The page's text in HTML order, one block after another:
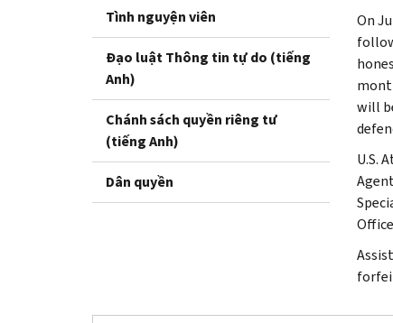
Tình nguyện viên
Đạo luật Thông tin tự do (tiếng
Anh)
Chánh sách quyền riêng tư
(tiếng Anh)
Dân quyền
On
will
U.S.